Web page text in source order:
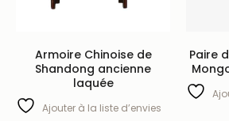
Armoire Chinoise de
Shandong ancienne
laquée
Ajouter à la liste d’envies
Paire